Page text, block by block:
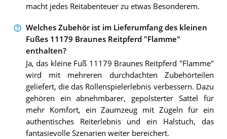
macht jedes Reitabenteuer zu etwas Besonderem.
Welches Zubehör ist im Lieferumfang des kleinen
Fußes 11179 Braunes Reitpferd "Flamme"
enthalten?
Ja, das kleine Fuß 11179 Braunes Reitpferd "Flamme"
wird mit mehreren durchdachten Zubehörteilen
geliefert, die das Rollenspielerlebnis verbessern. Dazu
gehören ein abnehmbarer, gepolsterter Sattel für
mehr Komfort, ein Zaumzeug mit Zügeln für ein
authentisches Reiterlebnis und ein Halstuch, das
fantasievolle Szenarien weiter bereichert.